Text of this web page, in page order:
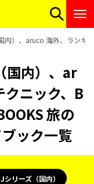
内）、aruco 海外、ランキ
国内）、ar
ニック、B
旅の
ック一覧
リーズ（国内）